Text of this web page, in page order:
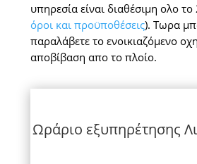
υπηρεσία είναι διαθέσιμη ολο
όροι και προϋποθέσεις). Τωρα
παραλάβετε το ενοικιαζόμενο
αποβίβαση απο το πλοίο.
Ωράριο εξυπηρέτησης